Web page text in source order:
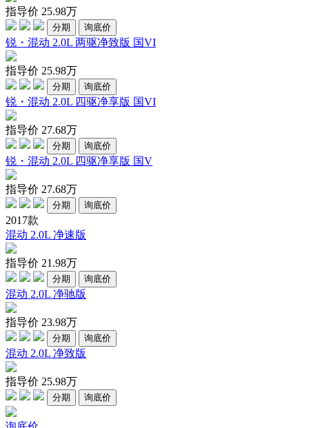
指导价 25.98万
分期 询底价
锐・混动 2.0L 两驱净致版 国VI
指导价 25.98万
分期 询底价
锐・混动 2.0L 四驱净享版 国VI
指导价 27.68万
分期 询底价
锐・混动 2.0L 四驱净享版 国V
指导价 27.68万
分期 询底价
2017款
混动 2.0L 净速版
指导价 21.98万
分期 询底价
混动 2.0L 净驰版
指导价 23.98万
分期 询底价
混动 2.0L 净致版
指导价 25.98万
分期 询底价